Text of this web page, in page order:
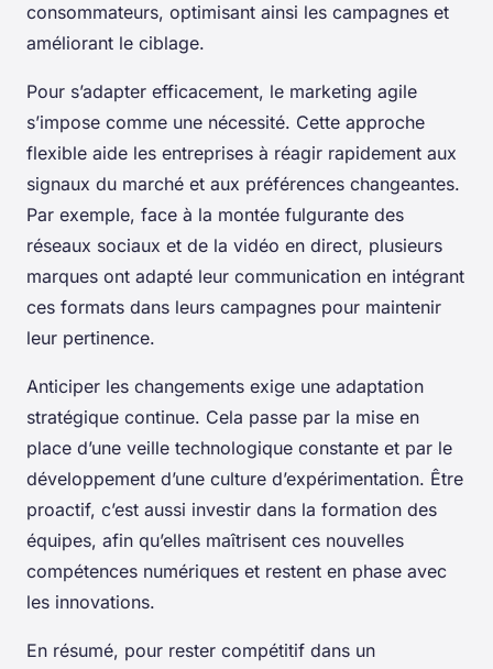
consommateurs, optimisant ainsi les campagnes et
améliorant le ciblage.
Pour s’adapter efficacement, le marketing agile
s’impose comme une nécessité. Cette approche
flexible aide les entreprises à réagir rapidement aux
signaux du marché et aux préférences changeantes.
Par exemple, face à la montée fulgurante des
réseaux sociaux et de la vidéo en direct, plusieurs
marques ont adapté leur communication en intégrant
ces formats dans leurs campagnes pour maintenir
leur pertinence.
Anticiper les changements exige une adaptation
stratégique continue. Cela passe par la mise en
place d’une veille technologique constante et par le
développement d’une culture d’expérimentation. Être
proactif, c’est aussi investir dans la formation des
équipes, afin qu’elles maîtrisent ces nouvelles
compétences numériques et restent en phase avec
les innovations.
En résumé, pour rester compétitif dans un